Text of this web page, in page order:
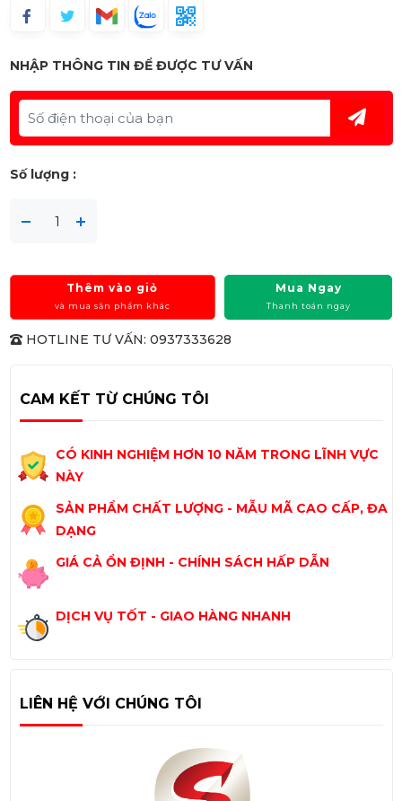
NHẬP THÔNG TIN ĐỂ ĐƯỢC TƯ VẤN
Số lượng :
Thêm vào giỏ
và mua sản phẩm khác
Mua Ngay
Thanh toán ngay
HOTLINE TƯ VẤN: 0937333628
CAM KẾT TỪ CHÚNG TÔI
CÓ KINH NGHIỆM HƠN 10 NĂM TRONG LĨNH VỰC
NÀY
SẢN PHẨM CHẤT LƯỢNG - MẪU MÃ CAO CẤP, ĐA
DẠNG
GIÁ CẢ ỔN ĐỊNH - CHÍNH SÁCH HẤP DẪN
DỊCH VỤ TỐT - GIAO HÀNG NHANH
LIÊN HỆ VỚI CHÚNG TÔI